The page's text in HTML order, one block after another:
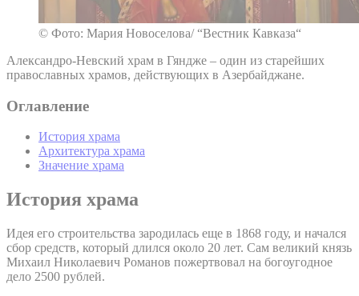
© Фото: Мария Новоселова/ “Вестник Кавказа“
Александро-Невский храм в Гяндже – один из старейших
православных храмов, действующих в Азербайджане.
Оглавление
История храма
Архитектура храма
Значение храма
История храма
Идея его строительства зародилась еще в 1868 году, и начался
сбор средств, который длился около 20 лет. Сам великий князь
Михаил Николаевич Романов пожертвовал на богоугодное
дело 2500 рублей.